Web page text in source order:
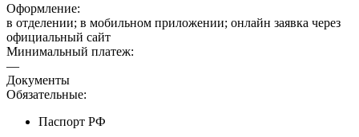
Оформление:
в отделении; в мобильном приложении; онлайн заявка через
официальный сайт
Минимальный платеж:
—
Документы
Обязательные:
Паспорт РФ